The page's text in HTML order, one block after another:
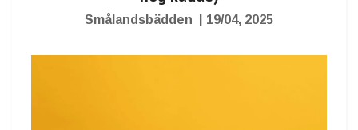
Smålandsbädden 19/04, 2025